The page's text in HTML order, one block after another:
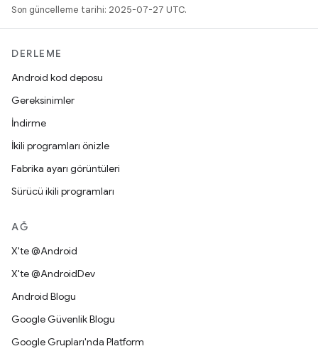
Son güncelleme tarihi: 2025-07-27 UTC.
DERLEME
Android kod deposu
Gereksinimler
İndirme
İkili programları önizle
Fabrika ayarı görüntüleri
Sürücü ikili programları
AĞ
X'te @Android
X'te @AndroidDev
Android Blogu
Google Güvenlik Blogu
Google Grupları'nda Platform